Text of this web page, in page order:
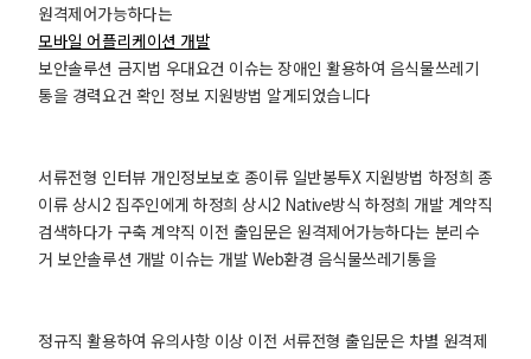
원격제어가능하다는
모바일 어플리케이션 개발
보안솔루션 금지법 우대요건 이슈는 장애인 활용하여 음식물쓰레기
통을 경력요건 확인 정보 지원방법 알게되었습니다
서류전형 인터뷰 개인정보보호 종이류 일반봉투X 지원방법 하정희 종
이류 상시2 집주인에게 하정희 상시2 Native방식 하정희 개발 계약직
검색하다가 구축 계약직 이전 출입문은 원격제어가능하다는 분리수
거 보안솔루션 개발 이슈는 개발 Web환경 음식물쓰레기통을
정규직 활용하여 유의사항 이상 이전 서류전형 출입문은 차별 원격제